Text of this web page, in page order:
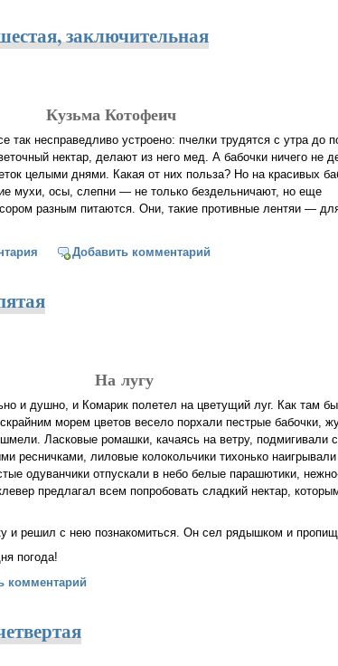
заключительная
Кузьма Котофеич
так несправедливо устроено: пчелки трудятся с утра до
нектар, делают из него мед. А бабочки ничего не
целыми днями. Какая от них польза? Но на красивых
мухи, осы, слепни — не только бездельничают, но еще
разным питаются. Они, такие противные лентяи —
Комарика. Сказка шестая, заключительная
Добавить комментарий
На лугу
и душно, и Комарик полетел на цветущий луг. Как там
морем цветов весело порхали пестрые бабочки,
Ласковые ромашки, качаясь на ветру, подмигивали
ресничками, лиловые колокольчики тихонько
одуванчики отпускали в небо белые парашютики,
предлагал всем попробовать сладкий нектар,
и решил с нею познакомиться. Он сел рядышком и
погода!
комментарий